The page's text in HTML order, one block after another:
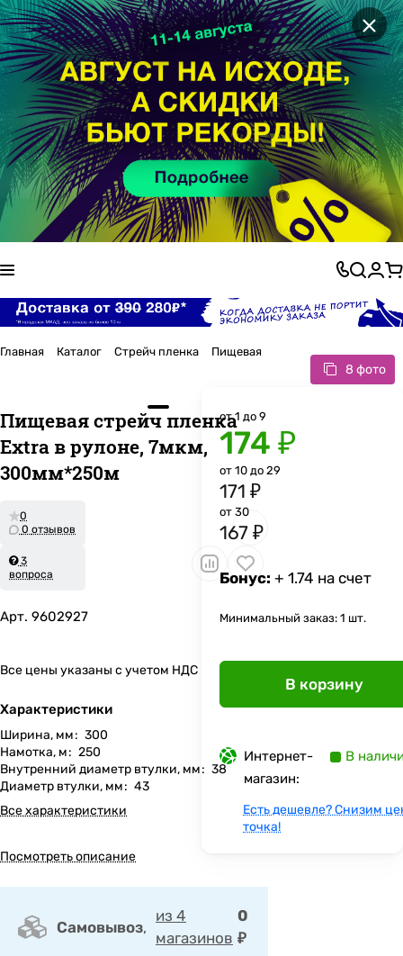
×
Главная Каталог Стрейч пленка Пищевая
8 фото
Пищевая стрейч пленка
Extra в рулоне, 7мкм,
300мм*250м
0
0 отзывов
3
вопроса
Арт. 9602927
Все цены указаны с учетом НДС
Характеристики
Ширина, мм: 300
Намотка, м: 250
Внутренний диаметр втулки, мм: 38
Диаметр втулки, мм: 43
Все характеристики
Посмотреть описание
Самовывоз,
из 4
магазинов
0
₽
от 1 до 9
174 ₽
от 10 до 29
171 ₽
от 30
167 ₽
Бонус: + 1.74 на счет
Минимальный заказ: 1 шт.
В корзину
Интернет-
магазин:
В
Есть дешевле? Снизим
точка!